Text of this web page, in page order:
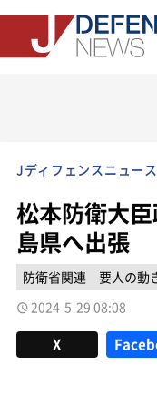
Jディフェンスニュース
松本防衛大
島県へ出張
防衛省関連 要人の動
2024-5-29 08:08
X